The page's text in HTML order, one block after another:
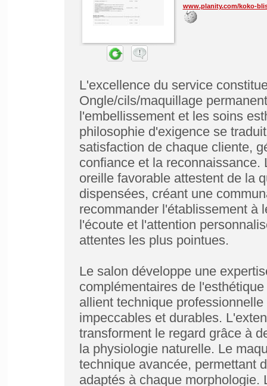
www.planity.com/koko-
L'excellence du service
Ongle/cils/maquillage
l'embellissement et les soins
philosophie d'exigence se
satisfaction de chaque cliente,
confiance et la
oreille favorable attestent de la
dispensées, créant une
recommander l'établissement à
l'écoute et l'attention
attentes les plus pointues.
Le salon développe une
complémentaires de
allient technique
impeccables et durables.
transforment le regard grâce à
la physiologie naturelle. Le
technique avancée, permettant
adaptés à chaque